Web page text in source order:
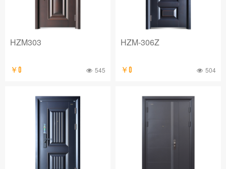
HZM303
￥0 545
HZM-306Z
￥0 504